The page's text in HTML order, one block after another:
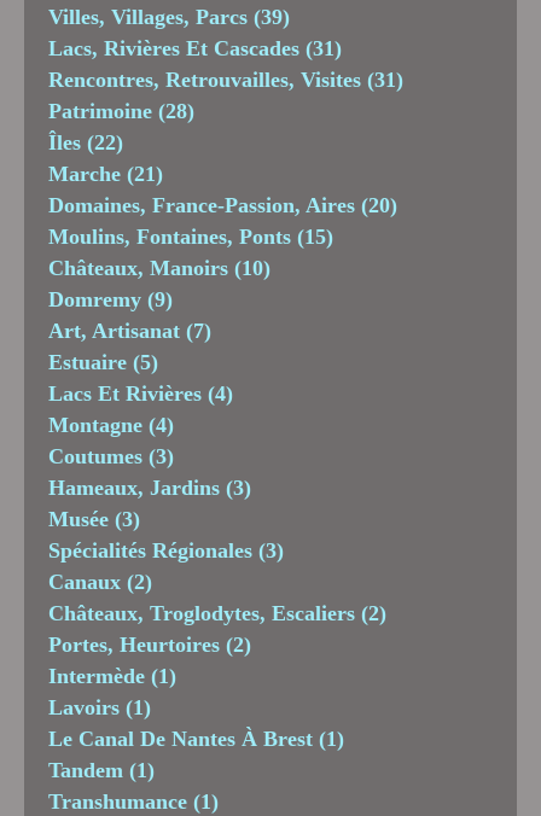
Villes, Villages, Parcs (39)
Lacs, Rivières Et Cascades (31)
Rencontres, Retrouvailles, Visites (31)
Patrimoine (28)
Îles (22)
Marche (21)
Domaines, France-Passion, Aires (20)
Moulins, Fontaines, Ponts (15)
Châteaux, Manoirs (10)
Domremy (9)
Art, Artisanat (7)
Estuaire (5)
Lacs Et Rivières (4)
Montagne (4)
Coutumes (3)
Hameaux, Jardins (3)
Musée (3)
Spécialités Régionales (3)
Canaux (2)
Châteaux, Troglodytes, Escaliers (2)
Portes, Heurtoires (2)
Intermède (1)
Lavoirs (1)
Le Canal De Nantes À Brest (1)
Tandem (1)
Transhumance (1)